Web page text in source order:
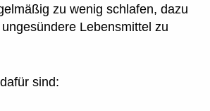
zu wenig schlafen, dazu
Lebensmittel zu
sind: